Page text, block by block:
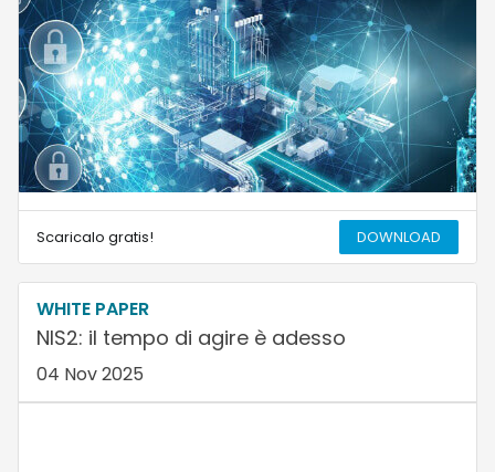
Scaricalo gratis! DOWNLOAD
WHITE PAPER
NIS2: il tempo di agire è adesso
04 Nov 2025